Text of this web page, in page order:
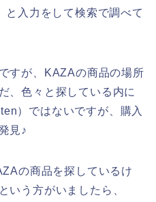
入力をして検索で調べて
すが、KAZAの商品の場所
、色々と探している内に
）ではないですが、購入
見♪
の商品を探しているけ
いう方がいましたら、